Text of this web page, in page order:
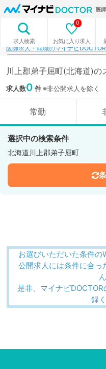
医
求人検索 お気に入り求人
0
医師求人・転職のマイナビDOCTOR
川上郡弟子屈町(北海道)の
求人数0 件※非公開求人を除く
常勤
選択中の検索条件
北海道川上郡弟子屈町
お選びいただいた条件
公開求人には条件に合
是非、マイナビ
録